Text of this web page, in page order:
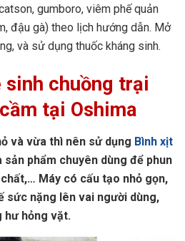
gumboro, viêm phế quản
đậu gà) theo lịch hướng dẫn. Mở
và sử dụng thuốc kháng sinh.
sinh chuồng trại
tại Oshima
và vừa thì nên sử dụng Bình xịt
sản phẩm chuyên dùng để phun
Máy có cấu tạo nhỏ gọn,
sức nặng lên vai người dùng,
hư hỏng vặt.